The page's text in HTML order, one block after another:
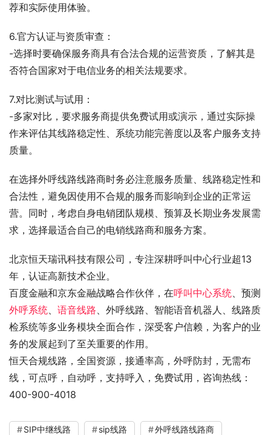
荐和实际使用体验。
6.官方认证与资质审查：
-选择时要确保服务商具有合法合规的运营资质，了解其是
否符合国家对于电信业务的相关法规要求。
7.对比测试与试用：
-多家对比，要求服务商提供免费试用或演示，通过实际操
作来评估其线路稳定性、系统功能完善度以及客户服务支持
质量。
在选择外呼线路线路商时务必注意服务质量、线路稳定性和
合法性，避免因使用不合规的服务而影响到企业的正常运
营。同时，考虑自身电销团队规模、预算及长期业务发展需
求，选择最适合自己的电销线路商和服务方案。
北京恒天瑞讯科技有限公司，专注深耕呼叫中心行业超13
年，认证高新技术企业。
百度金融和京东金融战略合作伙伴，在呼叫中心系统 、预测
外呼系统
语音线路 、外呼线路、智能语音机器人、线路质
检系统等多业务模块全面合作，深受客户信赖，为客户的业
务的发展起到了至关重要的作用。
恒天合规线路，全国资源，接通率高，外呼防封，无需布
线，可点呼，自动呼，支持呼入，免费试用，咨询热线：
400-900-4018
SIP中继线路 sip线路
外呼线路线路商